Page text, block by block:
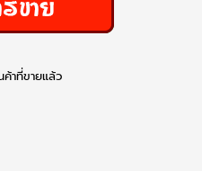
ค้าที่ขายแล้ว